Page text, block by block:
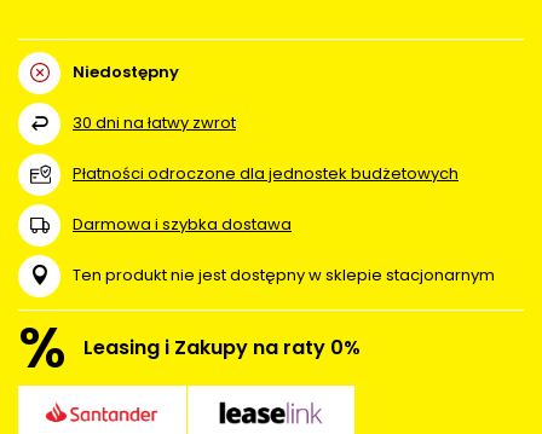
Niedostępny
30 dni na łatwy zwrot
Płatności odroczone dla jednostek budżetowych
Darmowa i szybka dostawa
Ten produkt nie jest dostępny w sklepie stacjonarnym
% Leasing i Zakupy na raty 0%